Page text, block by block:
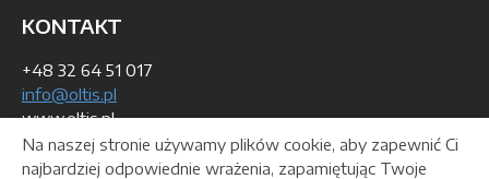
KONTAKT
+48 32 64 51 017
info@oltis.pl
www.oltis.pl
DANE DO WYSTAWIENIA FAKTURY
Na naszej stronie używamy plików cookie, aby zapewnić Ci
najbardziej odpowiednie wrażenia, zapamiętując Twoje